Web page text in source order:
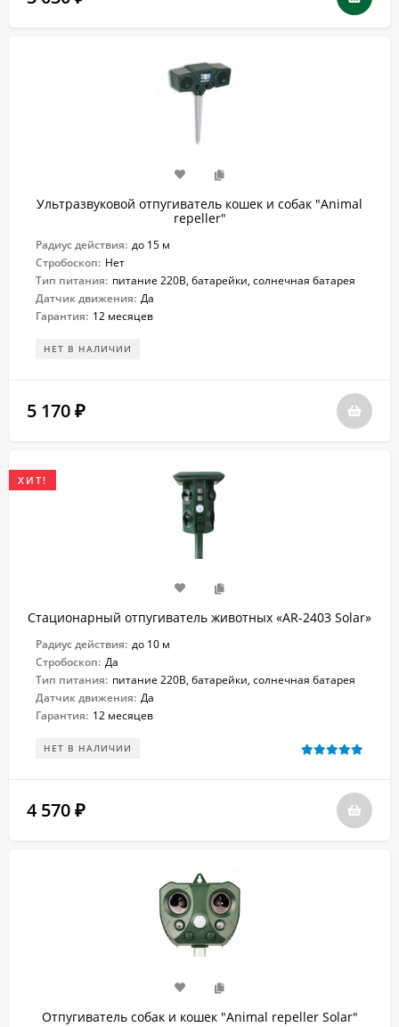
Ультразвуковой отпугиватель кошек и собак "Animal
repeller"
Радиус действия: до 15 м
Стробоскоп: Нет
Тип питания: питание 220В, батарейки, солнечная батарея
Датчик движения: Да
Гарантия: 12 месяцев
НЕТ В НАЛИЧИИ
5 170 ₽
ХИТ!
Стационарный отпугиватель животных «AR-2403 Solar»
Радиус действия: до 10 м
Стробоскоп: Да
Тип питания: питание 220В, батарейки, солнечная батарея
Датчик движения: Да
Гарантия: 12 месяцев
НЕТ В НАЛИЧИИ
4 570 ₽
Отпугиватель собак и кошек "Animal repeller Solar"